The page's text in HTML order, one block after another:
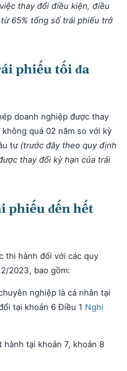
thay đổi điều kiện, điều
65% tổng số trái phiếu trở
phiếu tối đa
doanh nghiệp được thay
quá 02 năm so với kỳ
tư (trước đây theo quy định
thay đổi kỳ hạn của trái
phiếu đến hết
thi hành đối với các quy
2023, bao gồm:
nghiệp là cá nhân tại
tại khoản 6 Điều 1 Nghị
tại khoản 7, khoản 8